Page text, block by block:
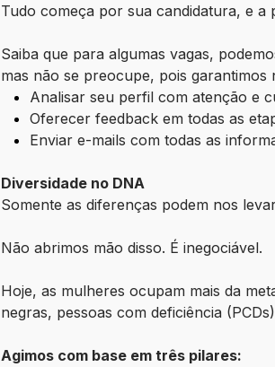
Tudo começa por sua candidatura, e
Saiba que para algumas vagas,
mas não se preocupe, pois garantimos
Analisar seu perfil com atenção e
Oferecer feedback em todas as
Enviar e-mails com todas as
Diversidade no DNA
Somente as diferenças podem nos
Não abrimos mão disso. É inegociável.
Hoje, as mulheres ocupam mais da
negras, pessoas com deficiência
Agimos com base em três pilares: